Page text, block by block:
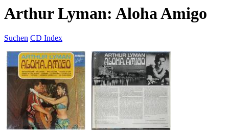
Arthur Lyman: Aloha Amigo
Suchen CD Index